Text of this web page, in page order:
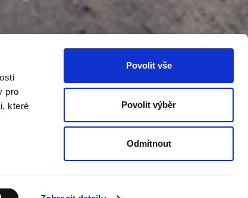
pro
které
Povolit vše
Povolit výběr
Odmítnout